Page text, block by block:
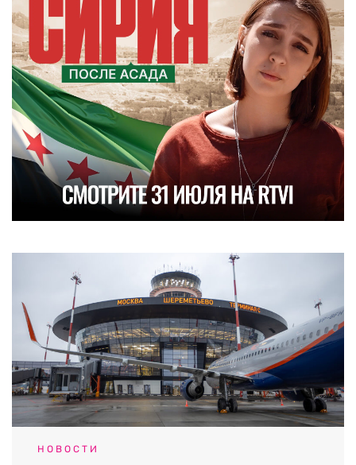
НОВОСТИ